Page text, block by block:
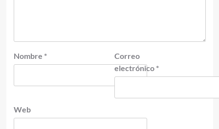
Nombre *
Correo
electrónico *
Web